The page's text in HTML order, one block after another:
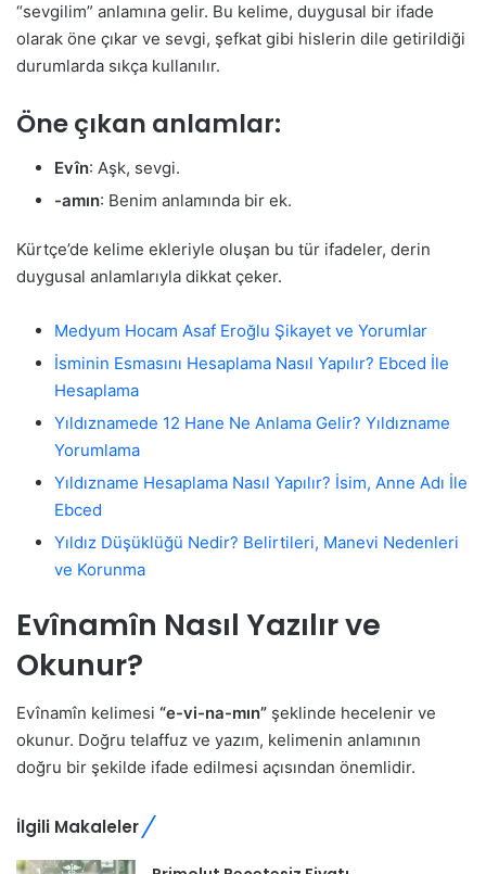
“sevgilim” anlamına gelir. Bu kelime, duygusal bir ifade
olarak öne çıkar ve sevgi, şefkat gibi hislerin dile getirildiği
durumlarda sıkça kullanılır.
Öne çıkan anlamlar:
Evîn: Aşk, sevgi.
-amın: Benim anlamında bir ek.
Kürtçe’de kelime ekleriyle oluşan bu tür ifadeler, derin
duygusal anlamlarıyla dikkat çeker.
Medyum Hocam Asaf Eroğlu Şikayet ve Yorumlar
İsminin Esmasını Hesaplama Nasıl Yapılır? Ebced İle
Hesaplama
Yıldıznamede 12 Hane Ne Anlama Gelir? Yıldızname
Yorumlama
Yıldızname Hesaplama Nasıl Yapılır? İsim, Anne Adı İle
Ebced
Yıldız Düşüklüğü Nedir? Belirtileri, Manevi Nedenleri
ve Korunma
Evînamîn Nasıl Yazılır ve
Okunur?
Evînamîn kelimesi “e-vi-na-mın” şeklinde hecelenir ve
okunur. Doğru telaffuz ve yazım, kelimenin anlamının
doğru bir şekilde ifade edilmesi açısından önemlidir.
İlgili Makaleler